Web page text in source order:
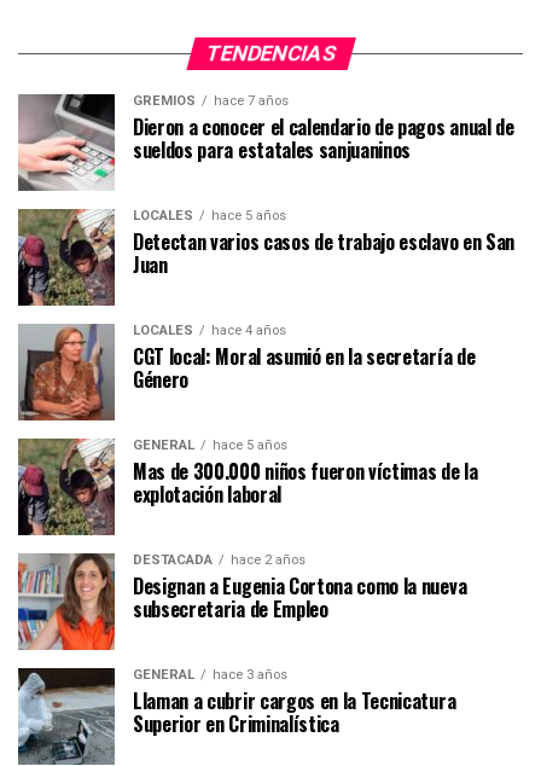
TENDENCIAS
GREMIOS hace 7 años
Dieron a conocer el calendario de pagos anual de
sueldos para estatales sanjuaninos
LOCALES hace 5 años
Detectan varios casos de trabajo esclavo en San
Juan
LOCALES hace 4 años
CGT local: Moral asumió en la secretaría de
Género
GENERAL hace 5 años
Mas de 300.000 niños fueron víctimas de la
explotación laboral
DESTACADA hace 2 años
Designan a Eugenia Cortona como la nueva
subsecretaria de Empleo
GENERAL hace 3 años
Llaman a cubrir cargos en la Tecnicatura
Superior en Criminalística